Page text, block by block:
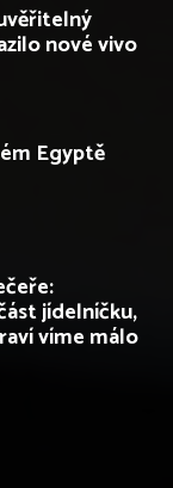
nové vivo
Egyptě
jídelníčku,
víme málo